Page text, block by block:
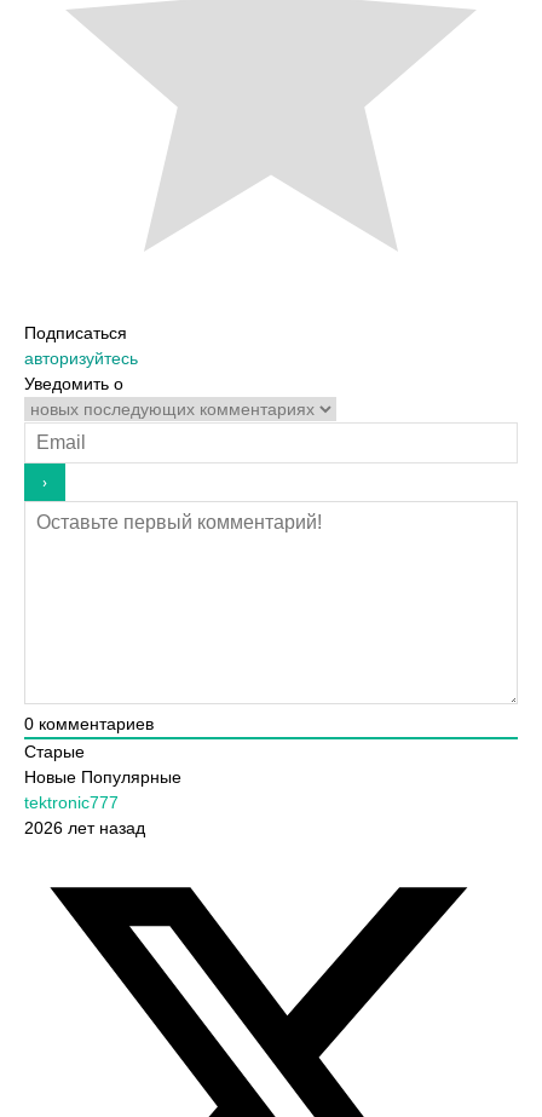
Подписаться
авторизуйтесь
Уведомить о
0 комментариев
Старые
Новые Популярные
tektronic777
2026 лет назад